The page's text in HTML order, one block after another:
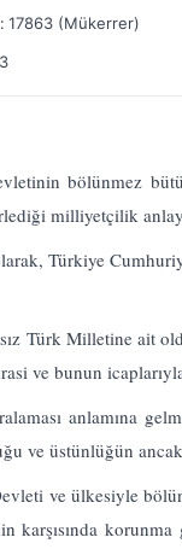
17863 (Mükerrer)
3
bölünmez
milliyetçilik
Türkiye
Türk Milletine ait
ve bunun
anlamına
ve üstünlüğün
ve ülkesiyle
karşısında